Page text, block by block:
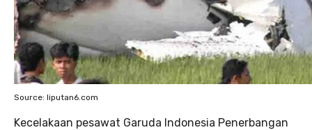
Source: liputan6.com
Kecelakaan pesawat Garuda Indonesia Penerbangan